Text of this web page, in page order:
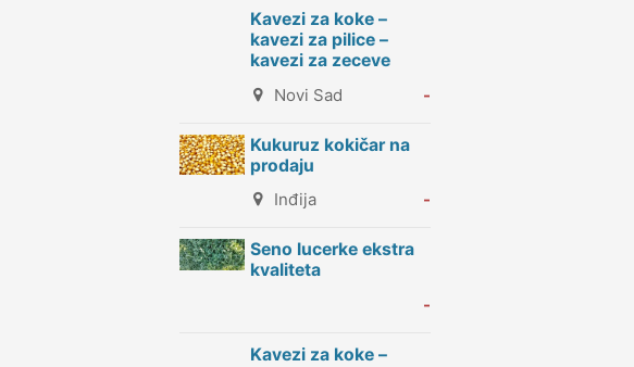
Kavezi za koke –
kavezi za pilice –
kavezi za zeceve
Novi Sad
-
Kukuruz kokičar na
prodaju
Inđija
-
Seno lucerke ekstra
kvaliteta
-
Kavezi za koke –